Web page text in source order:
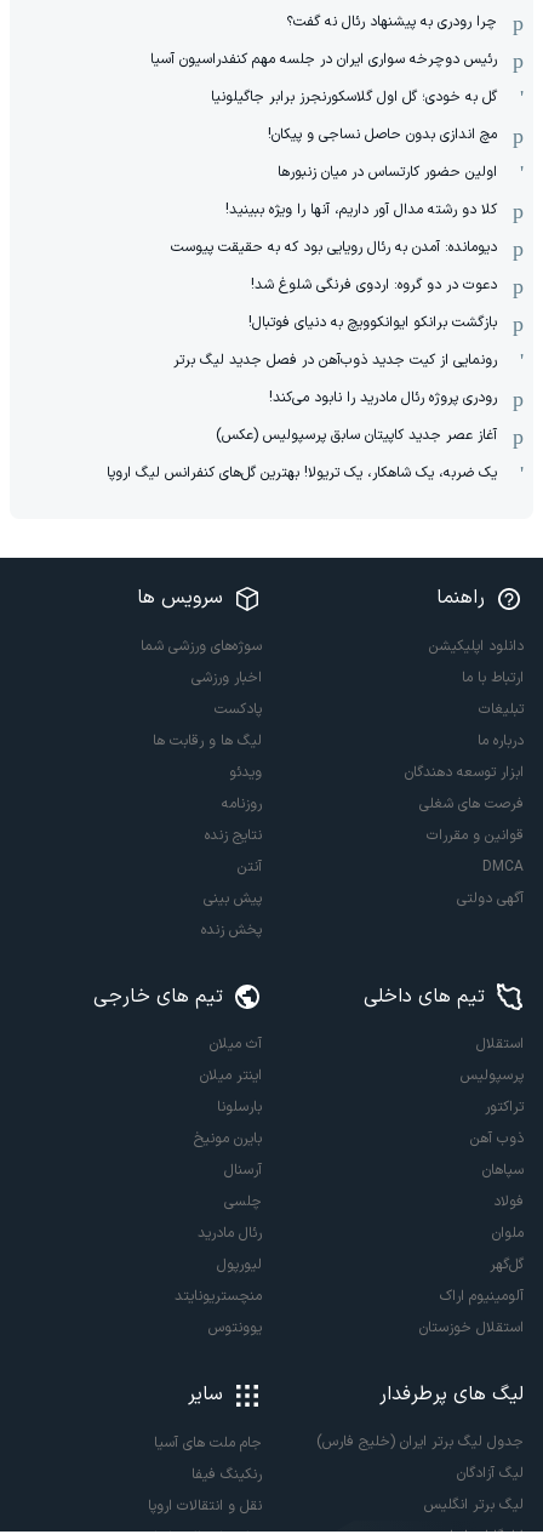
چرا رودری به پیشنهاد رئال نه گفت؟
رئیس دوچرخه سواری ایران در جلسه مهم کنفدراسیون آسیا
گل به خودی؛ گل اول گلاسکورنجرز برابر جاگیلونیا
مچ اندازی بدون حاصل نساجی و پیکان!
اولین حضور کارتساس در میان زنبورها
کلا دو‌ رشته مدال آور داریم، آنها را ویژه ببینید!
دیومانده: آمدن به رئال رویایی بود که به حقیقت پیوست
دعوت در دو گروه: اردوی فرنگی شلوغ شد!
بازگشت برانکو ایوانکوویچ به دنیای فوتبال!
رونمایی از کیت جدید ذوب‌آهن در فصل جدید لیگ برتر
رودری پروژه رئال مادرید را نابود می‌کند!
آغاز عصر جدید کاپیتان سابق پرسپولیس (عکس)
یک ضربه، یک شاهکار، یک تریولا! بهترین گل‌های کنفرانس لیگ اروپا
راهنما
دانلود اپلیکیشن
ارتباط با ما
تبلیغات
درباره ما
ابزار توسعه دهندگان
فرصت های شغلی
قوانین و مقررات
DMCA
آگهی دولتی
سرویس ها
سوژه‌های ورزشی شما
اخبار ورزشی
پادکست
لیگ ها و رقابت ها
ویدئو
روزنامه
نتایج زنده
آنتن
پیش بینی
پخش زنده
تیم های داخلی
استقلال
پرسپولیس
تراکتور
ذوب آهن
سپاهان
فولاد
ملوان
گل‌گهر
آلومینیوم اراک
استقلال خوزستان
تیم های خارجی
آث میلان
اینتر میلان
بارسلونا
بایرن مونیخ
آرسنال
چلسی
رئال مادرید
لیورپول
منچستریونایتد
یوونتوس
لیگ های پرطرفدار
جدول لیگ برتر ایران (خلیج فارس)
لیگ آزادگان
لیگ برتر انگلیس
سایر
جام ملت های آسیا
رنکینگ فیفا
نقل و انتقالات اروپا